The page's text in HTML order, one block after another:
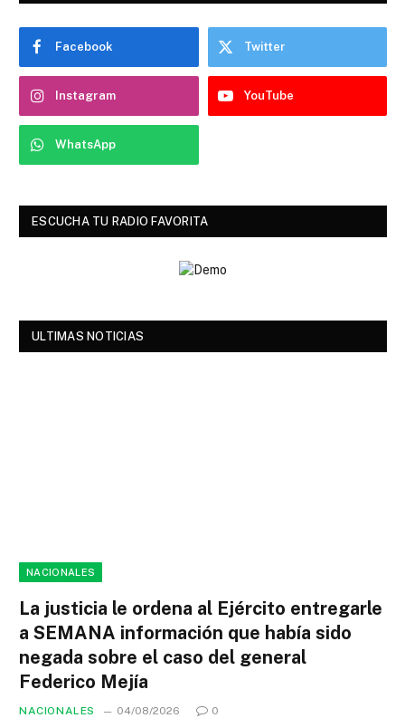
Facebook Twitter
Instagram YouTube
WhatsApp
ESCUCHA TU RADIO FAVORITA
ULTIMAS NOTICIAS
NACIONALES
La justicia le ordena al Ejército entregarle
a SEMANA información que había sido
negada sobre el caso del general
Federico Mejía
NACIONALES 04/08/2026 0